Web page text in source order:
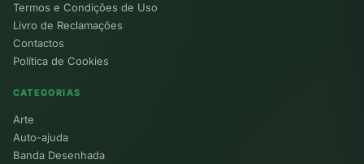
Termos e Condições de Uso
Livro de Reclamações
Contactos
Política de Cookies
CATEGORIAS
Arte
Auto-ajuda
Banda Desenhada